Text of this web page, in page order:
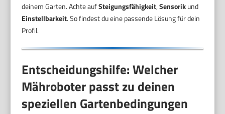
deinem Garten. Achte aufSteigungsfähigkeit,Sensorikund
Einstellbarkeit. So findest du eine passende Lösung für dein
Profil.
Entscheidungshilfe: Welcher
Mähroboter passt zu deinen
speziellen Gartenbedingungen